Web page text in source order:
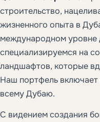
строительство,
жизненного опыта в
международном уровне
специализируемся на
ландшафтов, которые
Наш портфель
всему Дубаю.
С видением создания